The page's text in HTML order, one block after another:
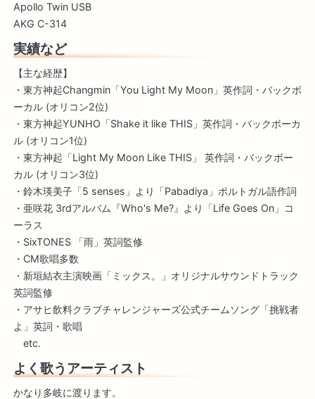
Apollo Twin USB
AKG C-314
実績など
【主な経歴】
・東方神起Changmin「You Light My Moon」英作詞・バックボ
ーカル (オリコン2位)
・東方神起YUNHO「Shake it like THIS」英作詞・バックボーカ
ル (オリコン1位)
・東方神起「Light My Moon Like THIS」 英作詞・バックボー
カル (オリコン3位)
・鈴木瑛美子「5 senses」より「Pabadiya」ポルトガル語作詞
・亜咲花 3rdアルバム『Who's Me?』より「Life Goes On」コ
ーラス
・SixTONES 「雨」英詞監修
・CM歌唱多数
・新垣結衣主演映画「ミックス。」オリジナルサウンドトラック
英詞監修
・アサヒ飲料クラブチャレンジャーズ公式チームソング「挑戦者
よ」英詞・歌唱
etc.
よく歌うアーティスト
かなり多岐に渡ります。